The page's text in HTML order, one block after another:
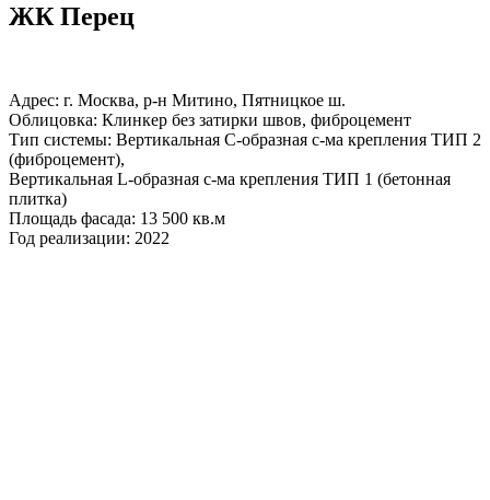
ЖК Перец
Адрес: г. Москва, р-н Митино, Пятницкое ш.
Облицовка: Клинкер без затирки швов, фиброцемент
Тип системы: Вертикальная С-образная с-ма крепления ТИП 2
(фиброцемент),
Вертикальная L-образная с-ма крепления ТИП 1 (бетонная
плитка)
Площадь фасада: 13 500 кв.м
Год реализации: 2022